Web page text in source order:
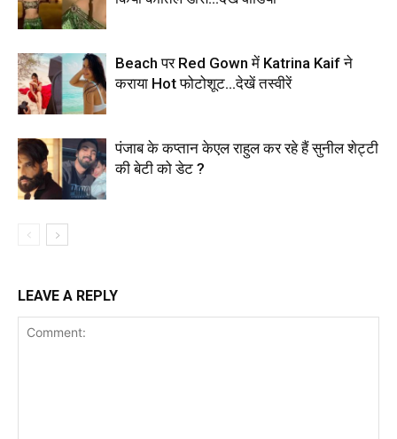
Beach पर Red Gown में Katrina Kaif ने
कराया Hot फोटोशूट…देखें तस्वीरें
पंजाब के कप्तान केएल राहुल कर रहे हैं सुनील शेट्टी
की बेटी को डेट ?
LEAVE A REPLY